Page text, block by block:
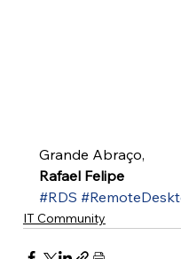
Grande Abraço,
Rafael Felipe
#RDS
IT Community